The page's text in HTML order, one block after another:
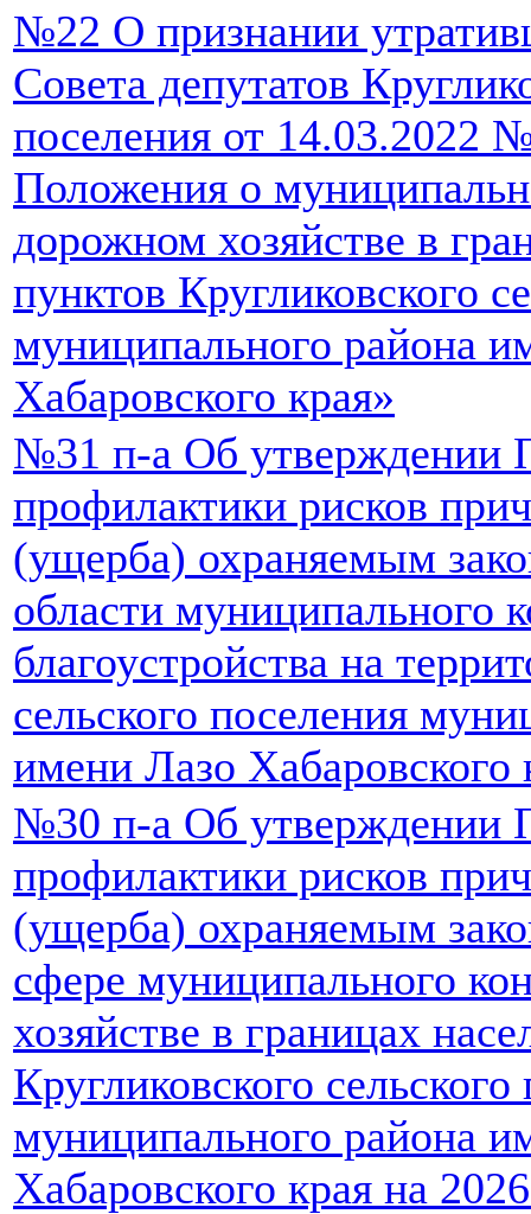
№22 О признании
Совета депутатов
поселения от 14.03.2022
Положения о
дорожном хозяйстве в
пунктов Кругликовского
муниципального района
Хабаровского края»
№31 п-а Об утверждении
профилактики рисков
(ущерба) охраняемым
области муниципального
благоустройства на
сельского поселения
имени Лазо Хабаровского
№30 п-а Об утверждении
профилактики рисков
(ущерба) охраняемым
сфере муниципального
хозяйстве в границах
Кругликовского
муниципального района
Хабаровского края на